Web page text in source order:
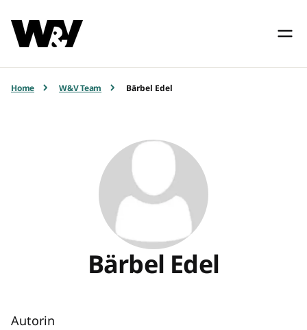
Home W&V Team Bärbel Edel
Bärbel Edel
Autorin